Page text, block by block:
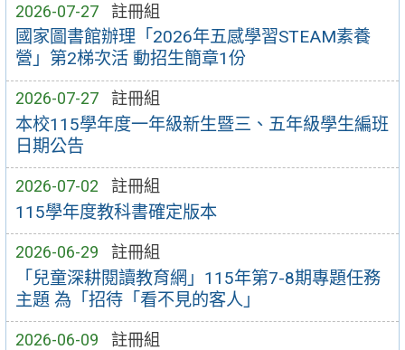
2026-07-27 註冊組
國家圖書館辦理「2026年五感學習STEAM素養
營」第2梯次活 動招生簡章1份
2026-07-27 註冊組
本校115學年度一年級新生暨三、五年級學生編班
日期公告
2026-07-02 註冊組
115學年度教科書確定版本
2026-06-29 註冊組
「兒童深耕閱讀教育網」115年第7-8期專題任務
主題 為「招待「看不見的客人」
2026-06-09 註冊組